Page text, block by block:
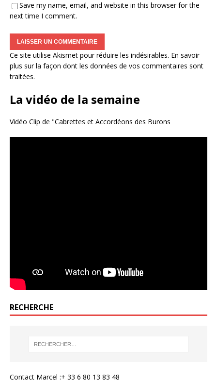
Save my name, email, and website in this browser for the
next time I comment.
Ce site utilise Akismet pour réduire les indésirables. En savoir
plus sur la façon dont les données de vos commentaires sont
traitées.
La vidéo de la semaine
Vidéo Clip de "Cabrettes et Accordéons des Burons
RECHERCHE
Contact Marcel :+ 33 6 80 13 83 48